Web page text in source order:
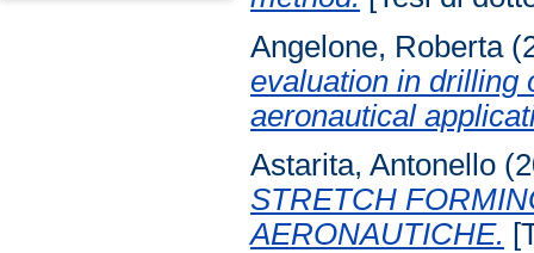
Angelone, Roberta
evaluation in drilling
aeronautical
Astarita, Antonello
STRETCH
AERONAUTICHE.